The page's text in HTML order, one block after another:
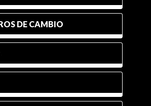
DE CAMBIO